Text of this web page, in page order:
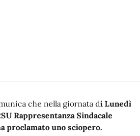
che nella giornata di Lunedì
Rappresentanza Sindacale
proclamato uno sciopero.